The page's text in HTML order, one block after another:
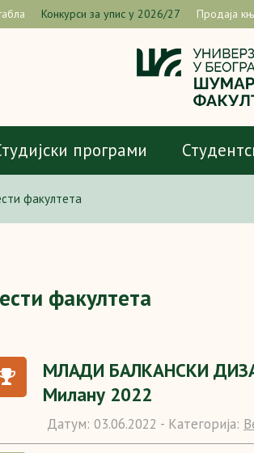
Конкурси за упис у 2026/27 Продаја
програми
факултета
факултета
МЛАДИ БАЛКАНСКИ
Милану 2022
Датум: 03.06.2022 - Категорија: